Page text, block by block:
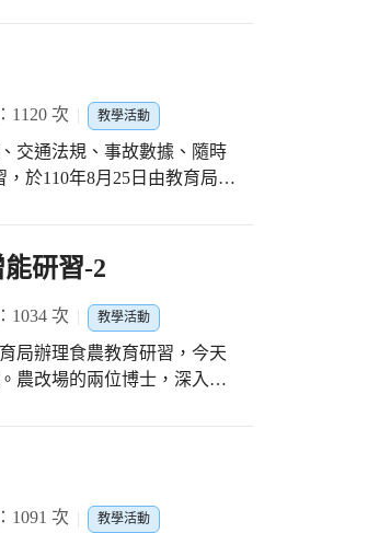
1120 次 教學活動
交通法規、事故數據、隨時
於110年8月25日由教育局蘇
研習-2
1034 次 教學活動
局辦理食農教育研習，今天
農改場的兩位博士，深入淺
1091 次 教學活動